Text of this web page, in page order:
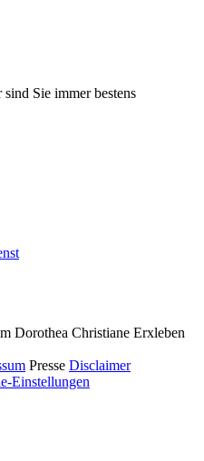
Sie immer bestens
Dorothea Christiane Erxleben
Presse Disclaimer
Einstellungen